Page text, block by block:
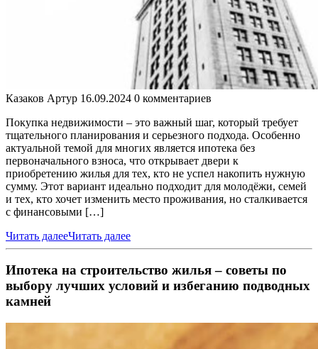
Казаков Артур 16.09.2024 0 комментариев
Покупка недвижимости – это важный шаг, который требует
тщательного планирования и серьезного подхода. Особенно
актуальной темой для многих является ипотека без
первоначального взноса, что открывает двери к
приобретению жилья для тех, кто не успел накопить нужную
сумму. Этот вариант идеально подходит для молодёжи, семей
и тех, кто хочет изменить место проживания, но сталкивается
с финансовыми […]
Читать далееЧитать далее
Ипотека на строительство жилья – советы по
выбору лучших условий и избеганию подводных
камней